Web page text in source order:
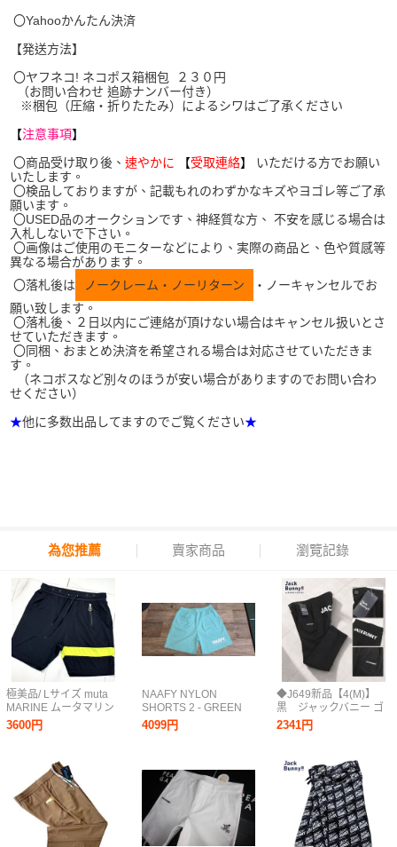
〇Yahooかんたん決済
【発送方法】
〇ヤフネコ! ネコポス箱梱包 ２３０円
（お問い合わせ 追跡ナンバー付き）
※梱包（圧縮・折りたたみ）によるシワはご了承ください
【注意事項】
〇商品受け取り後、速やかに 【受取連絡】
いただける方でお願い
いたします。
〇検品しておりますが、記載もれのわずかなキズやヨゴレ等ご了承
願います。
〇USED品のオークションです、神経質な方、 不安を感じる場合は
入札しないで下さい。
〇画像はご使用のモニターなどにより、実際の商品と、色や質感等
異なる場合があります。
〇落札後は
ノークレーム・ノーリターン
・ノーキャンセルでお
願い致します。
〇落札後、２日以内にご連絡が頂けない場合はキャンセル扱いとさ
せていただきます。
〇同梱、おまとめ決済を希望される場合は対応させていただきま
す。
（ネコボスなど別々のほうが安い場合がありますのでお問い合わ
せください）
★他に多数出品してますのでご覧ください★
為您推薦 賣家商品 瀏覽記錄
極美品/ Lサイズ muta
MARINE ムータマリン
ハーフパンツ 8チャー
ム ショートパンツ ブラ
GOLF ゴルフウェア ネ
3600円
NAAFY NYLON
SHORTS 2 - GREEN
ナイロンショートパン
ツ ミントグリーン
4099円
◆J649新品【4(M)】
黒 ジャックバニー ゴ
ルフ 2WAYストレッチ
テーパードパンツ Jack
2341円